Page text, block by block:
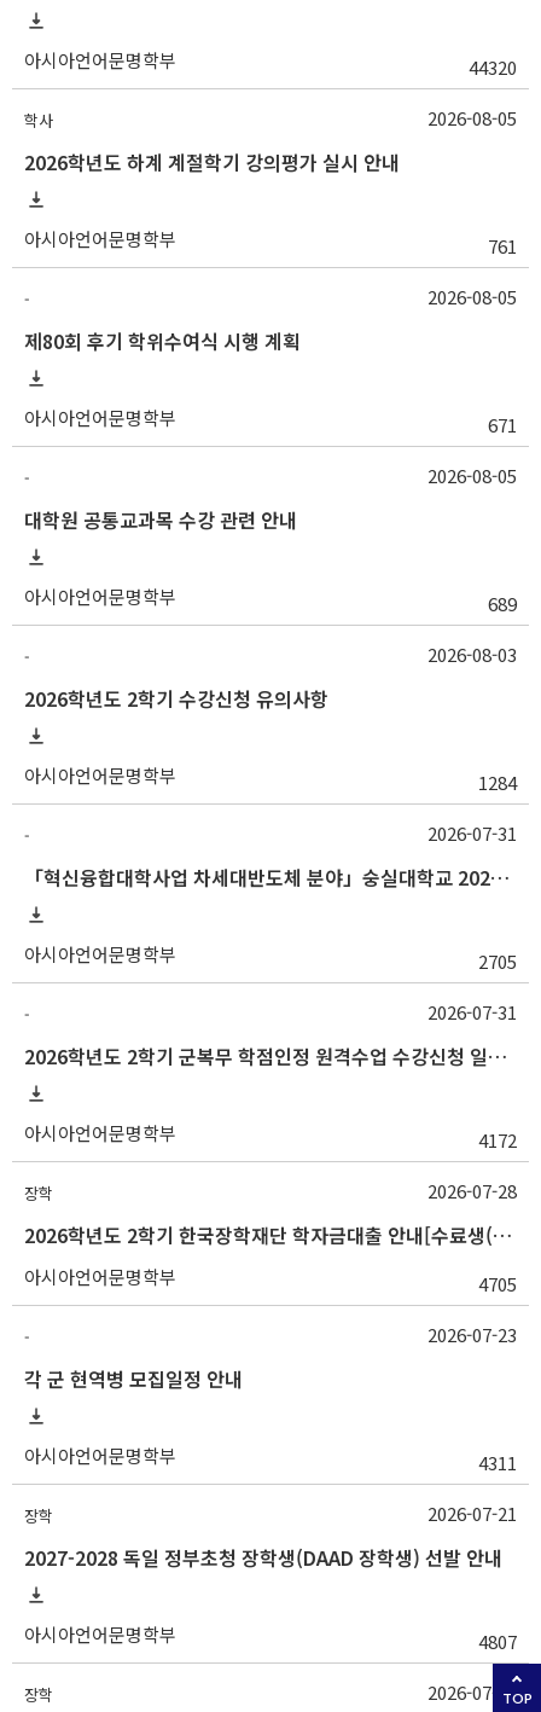
아시아언어문명학부 44320
학사
2026학년도 하계 계절학기 강의평가 실시 안내
아시아언어문명학부 761
2026-08-05
-
제80회 후기 학위수여식 시행 계획
아시아언어문명학부 671
2026-08-05
-
대학원 공통교과목 수강 관련 안내
아시아언어문명학부 689
2026-08-05
-
2026학년도 2학기 수강신청 유의사항
아시아언어문명학부 1284
2026-08-03
-
「혁신융합대학사업 차세대반도체 분야」숭실대학교 2026학년도 2학기 교류 수학 안내
아시아언어문명학부 2705
2026-07-31
-
2026학년도 2학기 군복무 학점인정 원격수업 수강신청 일정 등 안내
아시아언어문명학부 4172
2026-07-31
장학
2026학년도 2학기 한국장학재단 학자금대출 안내[수료생(연구생)]
아시아언어문명학부 4705
2026-07-28
-
각 군 현역병 모집일정 안내
아시아언어문명학부 4311
2026-07-23
장학
2027-2028 독일 정부초청 장학생(DAAD 장학생) 선발 안내
아시아언어문명학부 4807
2026-07-21
장학 2026-07-21TOP